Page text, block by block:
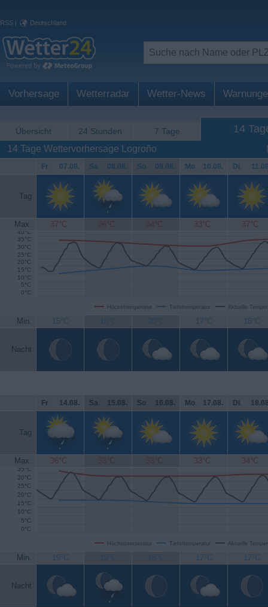
RSS | Deutschland
Vorhersage Wetterradar Wetter-News
Übersicht 24 Stunden 7 Tage 14
14 Tage Wettervorhersage Logroño
Fr. 07.08. Sa. 08.08. So. 09.08. Mo. 10.08. Di.
Tag
Max. 37°C 36°C 34°C 33°C 37°C
Höchsttemperatur Tiefsttemperatur Aktuelle
0°C
5°C
10°C
15°C
20°C
25°C
30°C
35°C
40°C
Min. 15°C 18°C 20°C 17°C 18°C
Nacht
Fr. 14.08. Sa. 15.08. So. 16.08. Mo. 17.08. Di.
Tag
Max. 36°C 33°C 33°C 33°C 34°C
Höchsttemperatur Tiefsttemperatur Aktuelle
0°C
5°C
10°C
15°C
20°C
25°C
30°C
35°C
Min. 19°C 19°C 18°C 17°C 17°C
Nacht